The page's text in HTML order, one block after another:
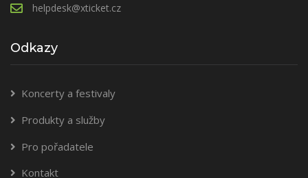
helpdesk@xticket.cz
Odkazy
Koncerty a festivaly
Produkty a služby
Pro pořadatele
Kontakt